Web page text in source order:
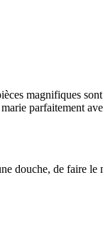
magnifiques
parfaitement
douche, de faire le